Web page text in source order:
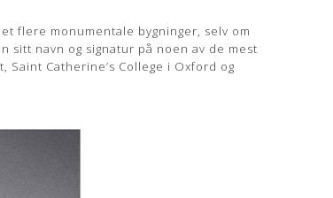
flere monumentale bygninger, selv om
sitt navn og signatur på noen av de mest
Catherine’s College i Oxford og